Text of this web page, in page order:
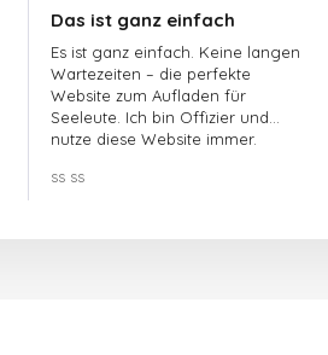
Das ist ganz einfach
Es ist ganz einfach. Keine langen
Wartezeiten – die perfekte
Website zum Aufladen für
Seeleute. Ich bin Offizier und
nutze diese Website immer.
ss ss